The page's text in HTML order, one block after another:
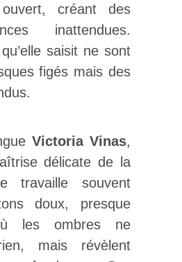
créant des
inattendues.
saisit ne sont
figés mais des
Victoria Vinas,
délicate de la
travaille souvent
doux, presque
les ombres ne
mais révèlent